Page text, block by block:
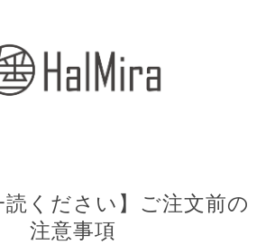
読ください】ご注文前の
注意事項